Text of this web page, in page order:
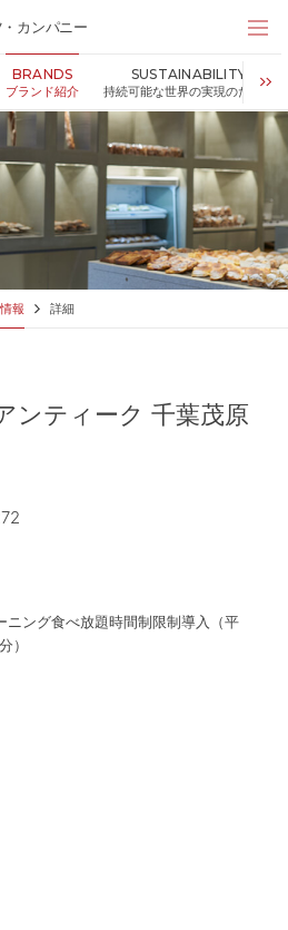
カンパニー
BRANDS
ブランド紹介
SUSTAINABILITY
持続可能な世界の実現のために
カンパニー
お知らせ
私たちの想い
代表メッセージ
事業内容
店舗情報
報 詳細
ンティーク 千葉茂原
ング食べ放題時間制限制導入（平
）